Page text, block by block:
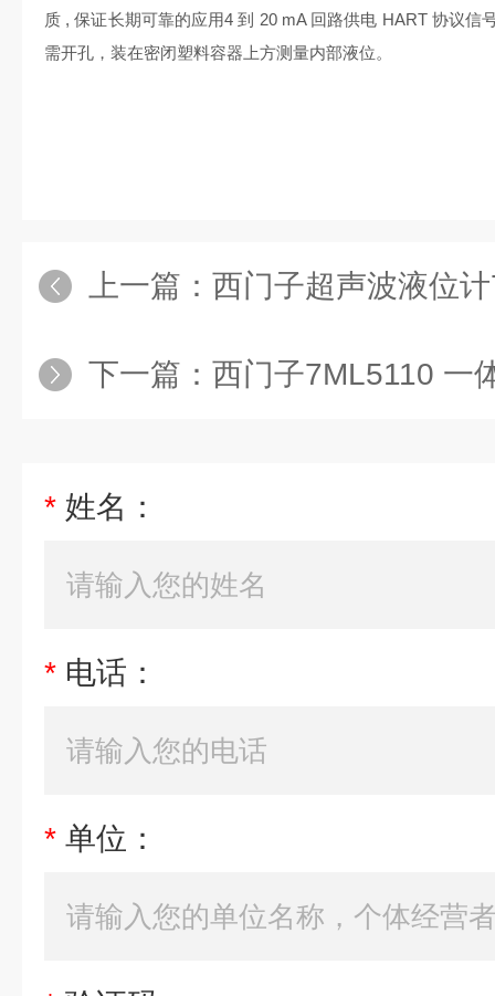
质 , 保证长期可靠的应用4 到 20 mA 回路供电 HART 协议信
需开孔，装在密闭塑料容器上方测量内部液位。
上一篇： 西门子超声波液位
下一篇： 西门子7ML5110 一
* 姓名：
* 电话：
* 单位：